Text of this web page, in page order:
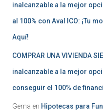
inalcanzable a la mejor
al 100% con Aval ICO: ¡Tu
Aquí!
COMPRAR UNA VIVIENDA
inalcanzable a la mejor
conseguir el 100% de
Gema en Hipotecas para